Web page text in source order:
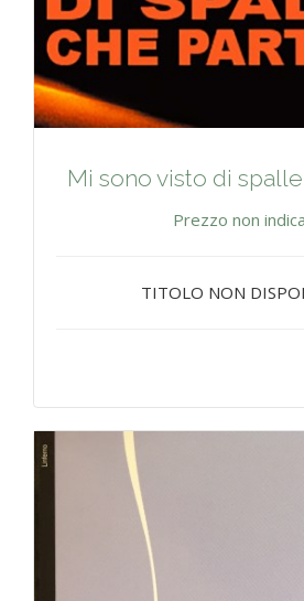
Mi sono visto di
Prezzo non
TITOLO NON